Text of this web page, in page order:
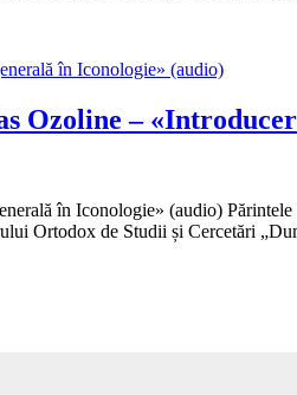
Ozoline –
în Iconologie» (audio)
Ortodox de Studii și Cercetări